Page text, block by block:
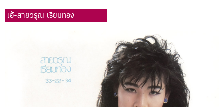
เอ้-สายวรุณ เรียมทอง